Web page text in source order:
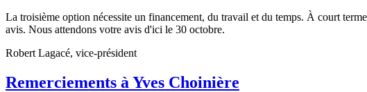
La troisième option nécessite un financement, du travail et du temps. À court
avis. Nous attendons votre avis d'ici le 30 octobre.
Robert Lagacé, vice-président
Remerciements à Yves Choinière